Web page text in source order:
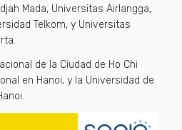
Mada, Universitas Airlangga,
Telkom, y Universitas
de la Ciudad de Ho Chi
en Hanoi, y la Universidad de